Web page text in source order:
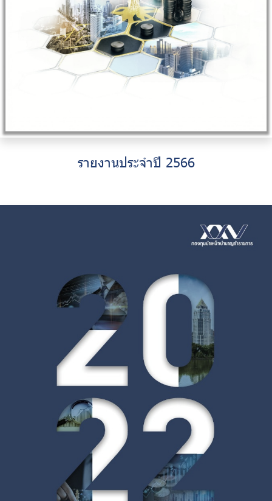
รายงานประจำปี 2566